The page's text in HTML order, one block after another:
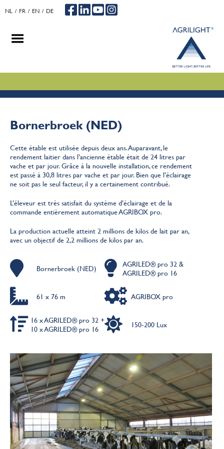
NL FR EN DE
Bornerbroek (NED)
Cette étable est utilisée depuis deux ans. Auparavant, le
rendement laitier dans l’ancienne étable était de 24 litres par
vache et par jour. Grâce à la nouvelle installation, ce rendement
est passé à 30,8 litres par vache et par jour. Bien que l’éclairage
ne soit pas le seul facteur, il y a certainement contribué.
L’éleveur est très satisfait du système d’éclairage et de la
commande entièrement automatique AGRIBOX pro.
La production actuelle atteint 2 millions de kilos de lait par an,
avec un objectif de 2,2 millions de kilos par an.
Bornerbroek (NED)
AGRILED® pro 32 &
AGRILED® pro 16
61 x 76 m AGRIBOX pro
16 x AGRILED® pro 32 +
10 x AGRILED® pro 16
150-200 Lux